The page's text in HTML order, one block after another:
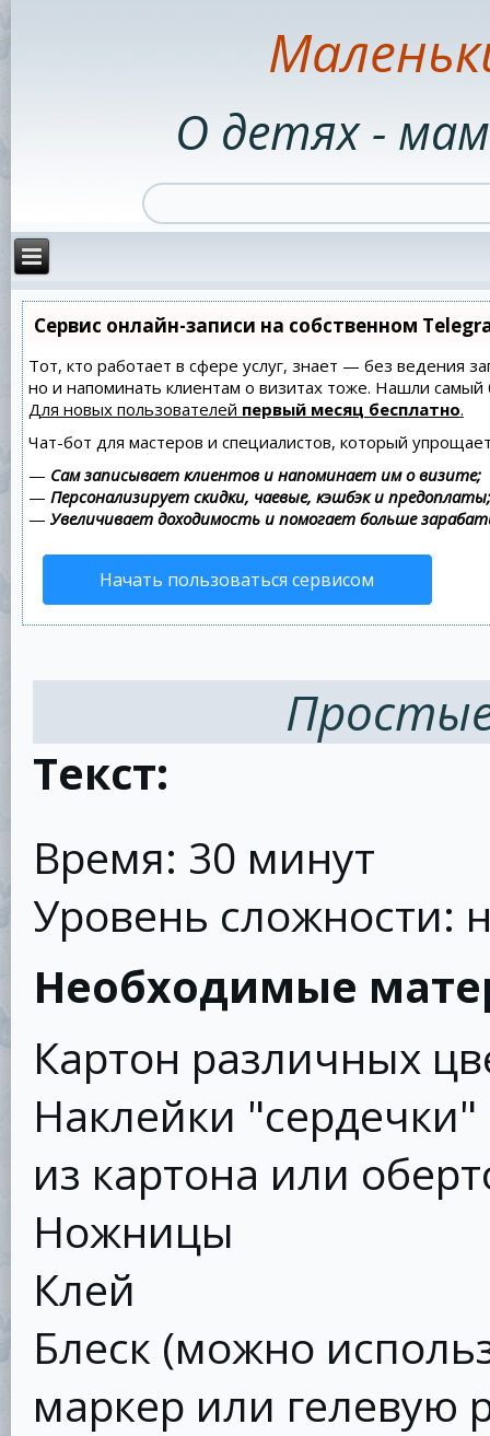
О детях -
Сервис онлайн-записи на собственном
Тот, кто работает в сфере услуг, знает — без ведения
но и напоминать клиентам о визитах тоже. Нашли
Для новых пользователей первый месяц бесплатно.
Чат-бот для мастеров и специалистов, который
— Сам записывает клиентов и напоминает им о визите;
— Персонализирует скидки, чаевые, кэшбэк и предоплаты;
— Увеличивает доходимость и помогает больше
Начать пользоваться сервисом
Текст:
Время: 30 минут
Уровень сложности:
Необходимые
Картон различных
Наклейки
из картона или
Ножницы
Клей
Блеск (можно
маркер или гелевую